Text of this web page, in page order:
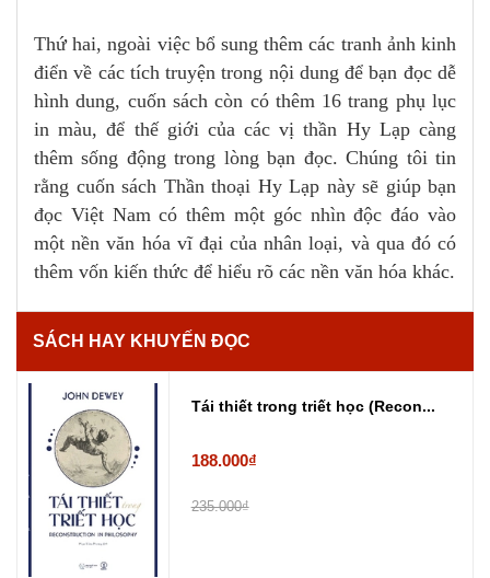
Thứ hai, ngoài việc bổ sung thêm các tranh ảnh kinh
điển về các tích truyện trong nội dung để bạn đọc dễ
hình dung, cuốn sách còn có thêm 16 trang phụ lục
in màu, để thế giới của các vị thần Hy Lạp càng
thêm sống động trong lòng bạn đọc. Chúng tôi tin
rằng cuốn sách Thần thoại Hy Lạp này sẽ giúp bạn
đọc Việt Nam có thêm một góc nhìn độc đáo vào
một nền văn hóa vĩ đại của nhân loại, và qua đó có
thêm vốn kiến thức để hiểu rõ các nền văn hóa khác.
SÁCH HAY KHUYẾN ĐỌC
Tái thiết trong triết học (Recon...
188.000₫
235.000₫